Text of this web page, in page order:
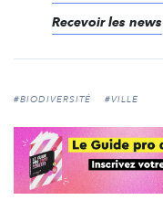
Recevoir les news
#BIODIVERSITÉ #VILLE